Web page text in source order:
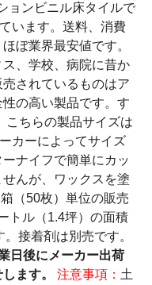
ョンビニル床タイルで
います。送料、消費
ぼ業界最安値です。
、学校、病院に昔か
されているものはア
の高い製品です。す
こちらの製品サイズは
カーによってサイズ
ナイフで簡単にカッ
んが、ワックスを塗
（50枚）単位の販売
トル（1.4坪）の面積
接着剤は別売です。
日後にメーカー出荷
ます。
注意事項： 土